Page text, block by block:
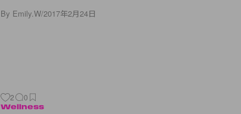
By Emily.W/2017年2月24日
2 0
Wellness